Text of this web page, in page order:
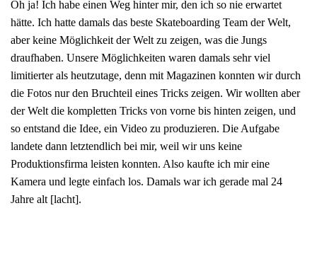
Oh ja! Ich habe einen Weg hinter mir, den ich so nie erwartet
hätte. Ich hatte damals das beste Skateboarding Team der Welt,
aber keine Möglichkeit der Welt zu zeigen, was die Jungs
draufhaben. Unsere Möglichkeiten waren damals sehr viel
limitierter als heutzutage, denn mit Magazinen konnten wir durch
die Fotos nur den Bruchteil eines Tricks zeigen. Wir wollten aber
der Welt die kompletten Tricks von vorne bis hinten zeigen, und
so entstand die Idee, ein Video zu produzieren. Die Aufgabe
landete dann letztendlich bei mir, weil wir uns keine
Produktionsfirma leisten konnten. Also kaufte ich mir eine
Kamera und legte einfach los. Damals war ich gerade mal 24
Jahre alt [lacht].